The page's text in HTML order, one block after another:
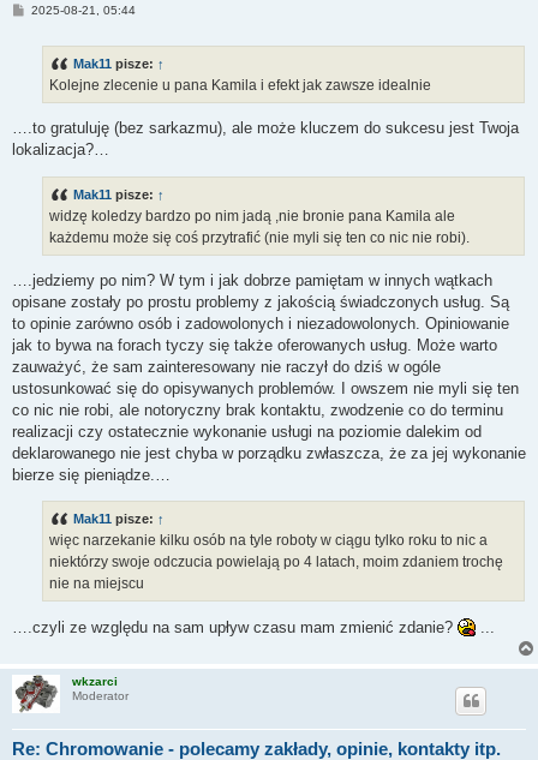
P2025-08-21, 05:44
Mak11 pisze: ↑
Kolejne zlecenie u pana Kamila i efekt jak zawsze idealnie
….to gratuluję (bez sarkazmu), ale może kluczem do sukcesu jest Twoja
lokalizacja?…
Mak11 pisze: ↑
widzę koledzy bardzo po nim jadą ,nie bronie pana Kamila ale
każdemu może się coś przytrafić (nie myli się ten co nic nie robi).
….jedziemy po nim? W tym i jak dobrze pamiętam w innych wątkach
opisane zostały po prostu problemy z jakością świadczonych usług. Są
to opinie zarówno osób i zadowolonych i niezadowolonych. Opiniowanie
jak to bywa na forach tyczy się także oferowanych usług. Może warto
zauważyć, że sam zainteresowany nie raczył do dziś w ogóle
ustosunkować się do opisywanych problemów. I owszem nie myli się ten
co nic nie robi, ale notoryczny brak kontaktu, zwodzenie co do terminu
realizacji czy ostatecznie wykonanie usługi na poziomie dalekim od
deklarowanego nie jest chyba w porządku zwłaszcza, że za jej wykonanie
bierze się pieniądze.…
Mak11 pisze: ↑
więc narzekanie kilku osób na tyle roboty w ciągu tylko roku to nic a
niektórzy swoje odczucia powielają po 4 latach, moim zdaniem trochę
nie na miejscu
….czyli ze względu na sam upływ czasu mam zmienić zdanie?
wkzarci
Moderator
Re: Chromowanie - polecamy zakłady, opinie, kontakty itp.